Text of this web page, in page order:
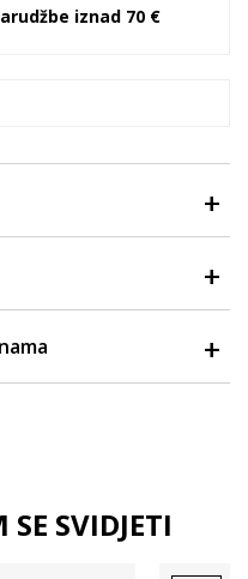
iznad 70 €
SVIDJETI